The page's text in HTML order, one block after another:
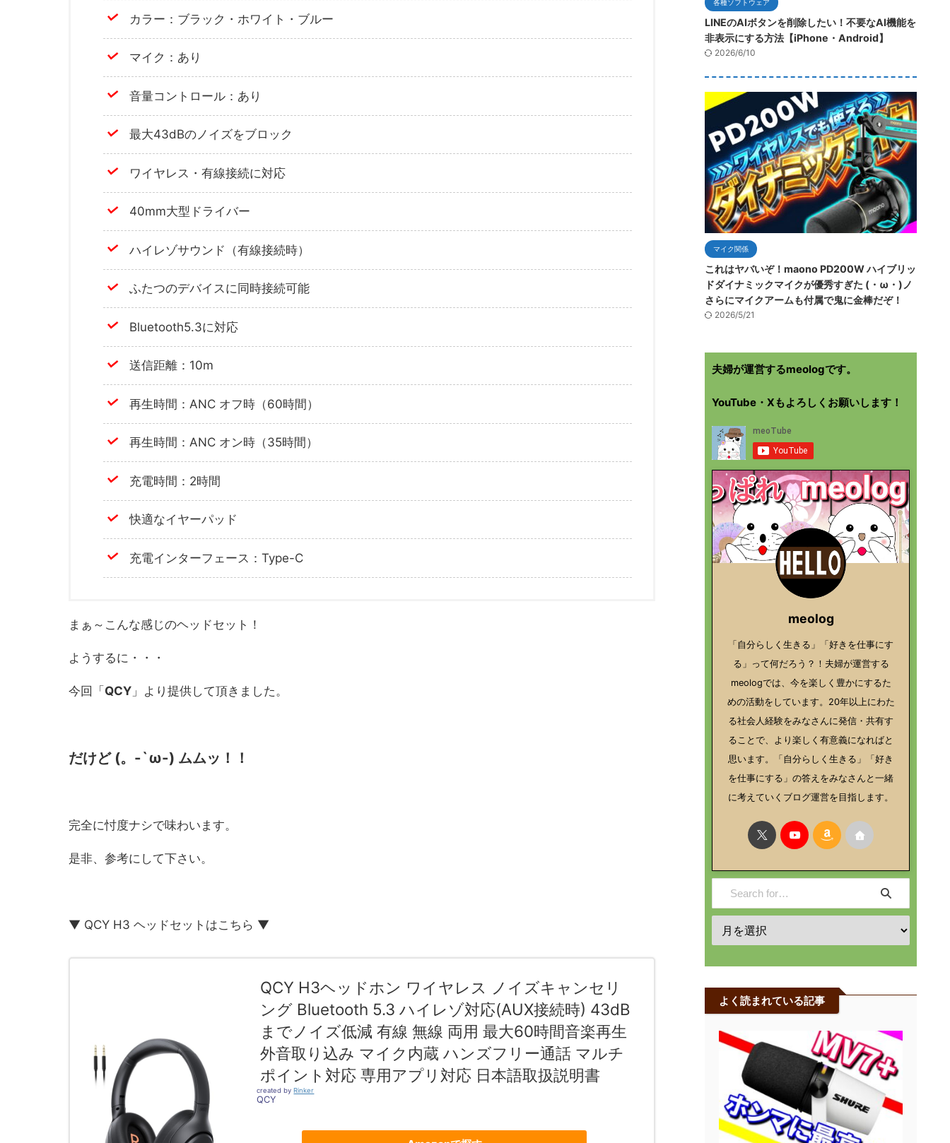
カラー：ブラック・ホワイト・ブルー
マイク：あり
音量コントロール：あり
最大43dBのノイズをブロック
ワイヤレス・有線接続に対応
40mm大型ドライバー
ハイレゾサウンド（有線接続時）
ふたつのデバイスに同時接続可能
Bluetooth5.3に対応
送信距離：10m
再生時間：ANC オフ時（60時間）
再生時間：ANC オン時（35時間）
充電時間：2時間
快適なイヤーパッド
充電インターフェース：Type-C
まぁ～こんな感じのヘッドセット！
ようするに・・・
今回「QCY 」より提供して頂きました。
だけど (。-`ω-) ムムッ！！
完全に忖度ナシで味わいます。
是非、参考にして下さい。
▼ QCY H3 ヘッドセットはこちら ▼
QCY H3ヘッドホン ワイヤレス ノイズキャンセリ
ング Bluetooth 5.3 ハイレゾ対応(AUX接続時) 43dB
までノイズ低減 有線 無線 両用 最大60時間音楽再生
外音取り込み マイク内蔵 ハンズフリー通話 マルチ
ポイント対応 専用アプリ対応 日本語取扱説明書
created byRinker
QCY
各種ソフトウェア
LINEのAIボタンを削除したい！不要なAI機能を
非表示にする方法【iPhone・Android】
2026/6/10
マイク関係
これはヤバいぞ！maono PD200W ハイブリッ
ドダイナミックマイクが優秀すぎた (・ω・)ノ
さらにマイクアームも付属で鬼に金棒だぞ！
2026/5/21
夫婦が運営するmeologです。
YouTube・Xもよろしくお願いします！
meolog
「自分らしく生きる」「好きを仕事にす
る」って何だろう？！夫婦が運営する
meologでは、今を楽しく豊かにするた
めの活動をしています。20年以上にわた
る社会人経験をみなさんに発信・共有す
ることで、より楽しく有意義になればと
思います。「自分らしく生きる」「好き
を仕事にする」の答えをみなさんと一緒
に考えていくブログ運営を目指します。
よく読まれている記事